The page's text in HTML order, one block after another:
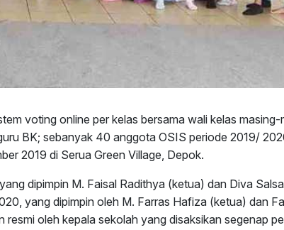
voting online per kelas bersama wali kelas masing-
BK; sebanyak 40 anggota OSIS periode 2019/
2019 di Serua Green Village, Depok.
dipimpin M. Faisal Radithya (ketua) dan Diva
yang dipimpin oleh M. Farras Hafiza (ketua) dan
oleh kepala sekolah yang disaksikan segenap